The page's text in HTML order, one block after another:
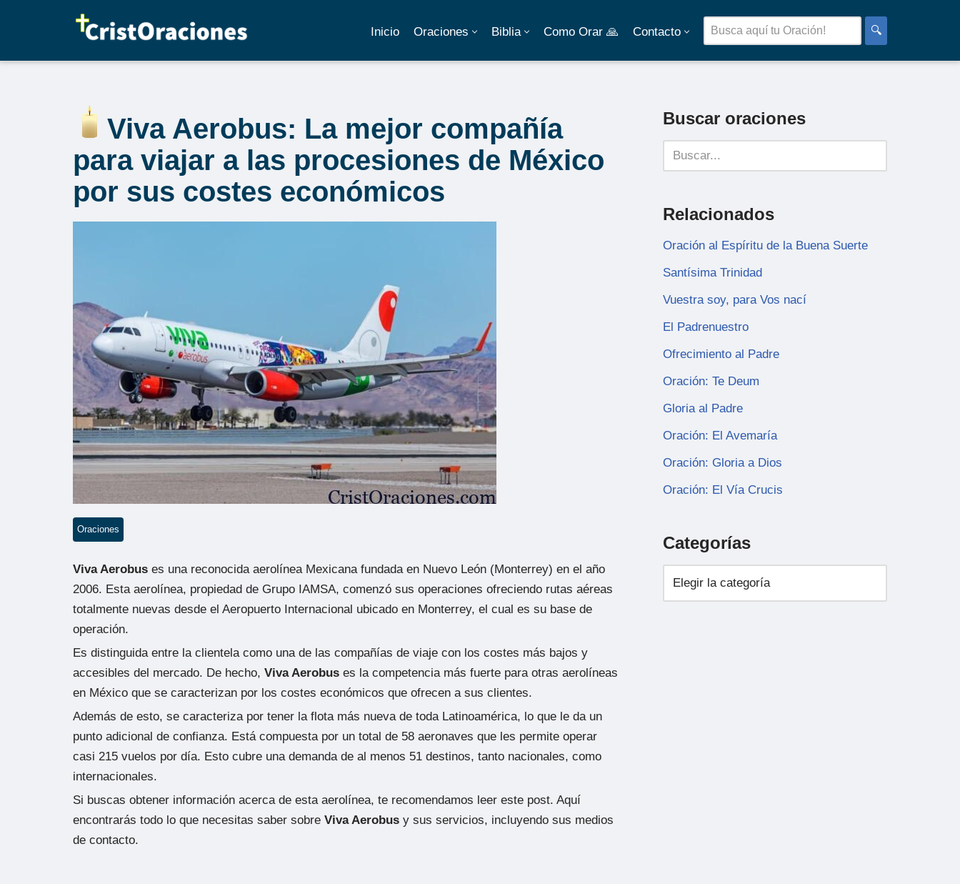
al
Inicio Oraciones Biblia Como Orar 🙏 Contacto 🔍
Viva Aerobus: La mejor compañía
para viajar a las procesiones de México
por sus costes económicos
Oraciones
Viva Aerobus es una reconocida aerolínea Mexicana fundada en Nuevo León (Monterrey) en el año
2006. Esta aerolínea, propiedad de Grupo IAMSA, comenzó sus operaciones ofreciendo rutas aéreas
totalmente nuevas desde el Aeropuerto Internacional ubicado en Monterrey, el cual es su base de
operación.
Es distinguida entre la clientela como una de las compañías de viaje con los costes más bajos y
accesibles del mercado. De hecho, Viva Aerobus es la competencia más fuerte para otras aerolíneas
en México que se caracterizan por los costes económicos que ofrecen a sus clientes.
Además de esto, se caracteriza por tener la flota más nueva de toda Latinoamérica, lo que le da un
punto adicional de confianza. Está compuesta por un total de 58 aeronaves que les permite operar
casi 215 vuelos por día. Esto cubre una demanda de al menos 51 destinos, tanto nacionales, como
internacionales.
Si buscas obtener información acerca de esta aerolínea, te recomendamos leer este post. Aquí
encontrarás todo lo que necesitas saber sobre Viva Aerobus y sus servicios, incluyendo sus medios
de contacto.
Buscar oraciones
Relacionados
Oración al Espíritu de la Buena Suerte
Santísima Trinidad
Vuestra soy, para Vos nací
El Padrenuestro
Ofrecimiento al Padre
Oración: Te Deum
Gloria al Padre
Oración: El Avemaría
Oración: Gloria a Dios
Oración: El Vía Crucis
Categorías